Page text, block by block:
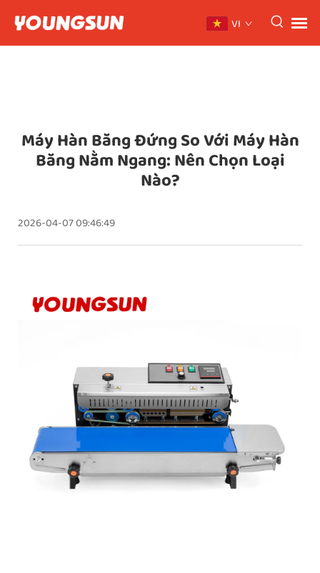
VI
Máy Hàn Băng Đứng So Với Máy Hàn
Băng Nằm Ngang: Nên Chọn Loại
Nào?
2026-04-07 09:46:49